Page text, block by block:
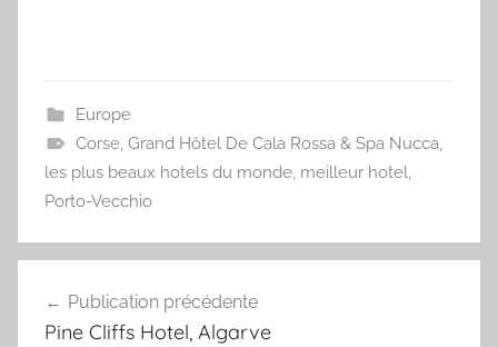
Europe
Corse, Grand Hôtel De Cala Rossa & Spa Nucca,
les plus beaux hotels du monde, meilleur hotel,
Porto-Vecchio
de
Publication précédente
Pine Cliffs Hotel, Algarve